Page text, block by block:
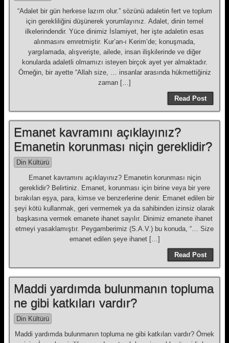
“Adalet bir gün herkese lazım olur.” sözünü adaletin fert ve toplum
için gerekliliğini düşünerek yorumlayınız. Adalet, dinin temel
ilkelerindendir. Yüce dinimiz İslamiyet, her işte adaletin esas
alınmasını emretmiştir. Kur’an-ı Kerim’de; konuşmada,
yargılamada, alışverişte, ailede, insan ilişkilerinde ve diğer
konularda adaletli olmamızı isteyen birçok ayet yer almaktadır.
Örneğin, bir ayette “Allah size, … insanlar arasında hükmettiğiniz
zaman […]
Read Post
Emanet kavramını açıklayınız?
Emanetin korunması niçin gereklidir?
Din Kültürü
Emanet kavramını açıklayınız? Emanetin korunması niçin
gereklidir? Belirtiniz. Emanet, korunması için birine veya bir yere
bırakılan eşya, para, kimse ve benzerlerine denir. Emanet edilen bir
şeyi kötü kullanmak, geri vermemek ya da sahibinden izinsiz olarak
başkasına vermek emanete ihanet sayılır. Dinimiz emanete ihanet
etmeyi yasaklamıştır. Peygamberimiz (S.A.V.) bu konuda, “… Size
emanet edilen şeye ihanet […]
Read Post
Maddi yardımda bulunmanın topluma
ne gibi katkıları vardır?
Din Kültürü
Maddi yardımda bulunmanın topluma ne gibi katkıları vardır? Örnek